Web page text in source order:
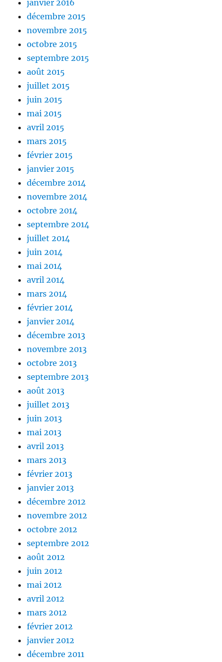
janvier 2016
décembre 2015
novembre 2015
octobre 2015
septembre 2015
août 2015
juillet 2015
juin 2015
mai 2015
avril 2015
mars 2015
février 2015
janvier 2015
décembre 2014
novembre 2014
octobre 2014
septembre 2014
juillet 2014
juin 2014
mai 2014
avril 2014
mars 2014
février 2014
janvier 2014
décembre 2013
novembre 2013
octobre 2013
septembre 2013
août 2013
juillet 2013
juin 2013
mai 2013
avril 2013
mars 2013
février 2013
janvier 2013
décembre 2012
novembre 2012
octobre 2012
septembre 2012
août 2012
juin 2012
mai 2012
avril 2012
mars 2012
février 2012
janvier 2012
décembre 2011